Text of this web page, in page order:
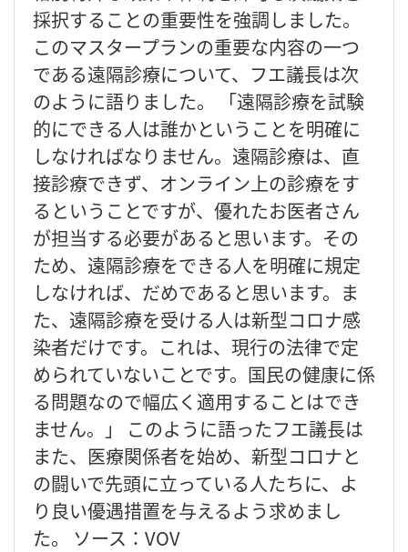
採択することの重要性を強調しました。
このマスタープランの重要な内容の一つ
である遠隔診療について、フエ議長は次
のように語りました。 「遠隔診療を試験
的にできる人は誰かということを明確に
しなければなりません。遠隔診療は、直
接診療できず、オンライン上の診療をす
るということですが、優れたお医者さん
が担当する必要があると思います。その
ため、遠隔診療をできる人を明確に規定
しなければ、だめであると思います。ま
た、遠隔診療を受ける人は新型コロナ感
染者だけです。これは、現行の法律で定
められていないことです。国民の健康に係
る問題なので幅広く適用することはでき
ません。」 このように語ったフエ議長は
また、医療関係者を始め、新型コロナと
の闘いで先頭に立っている人たちに、よ
り良い優遇措置を与えるよう求めまし
た。 ソース：VOV